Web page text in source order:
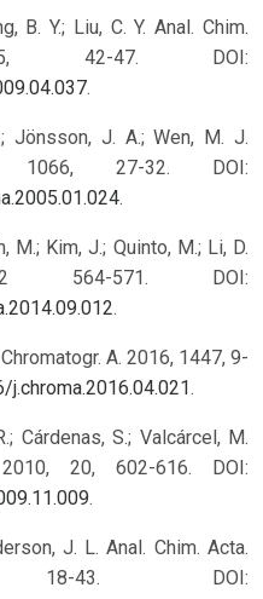
B. Y.; Liu, C. Y. Anal. Chim.
42-47. DOI:
.
Jönsson, J. A.; Wen, M. J.
1066, 27-32. DOI:
.
M.; Kim, J.; Quinto, M.; Li, D.
564-571. DOI:
.
A. 2016, 1447, 9-
.
Cárdenas, S.; Valcárcel, M.
20, 602-616. DOI:
.
J. L. Anal. Chim. Acta.
43. DOI: